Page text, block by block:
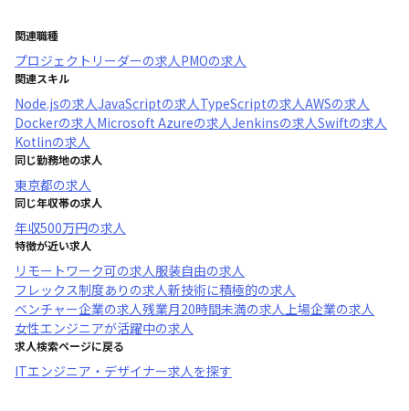
関連職種
プロジェクトリーダーの求人PMOの求人
関連スキル
Node.jsの求人JavaScriptの求人TypeScriptの求人AWSの求人
Dockerの求人Microsoft Azureの求人Jenkinsの求人Swiftの求人
Kotlinの求人
同じ勤務地の求人
東京都の求人
同じ年収帯の求人
年収500万円の求人
特徴が近い求人
リモートワーク可の求人服装自由の求人
フレックス制度あり の求人新技術に積極的の求人
ベンチャー企業の求人残業月20時間未満の求人上場企業の求人
女性エンジニアが活躍中の求人
求人検索ページに戻る
ITエンジニア・デザイナー求人を探す